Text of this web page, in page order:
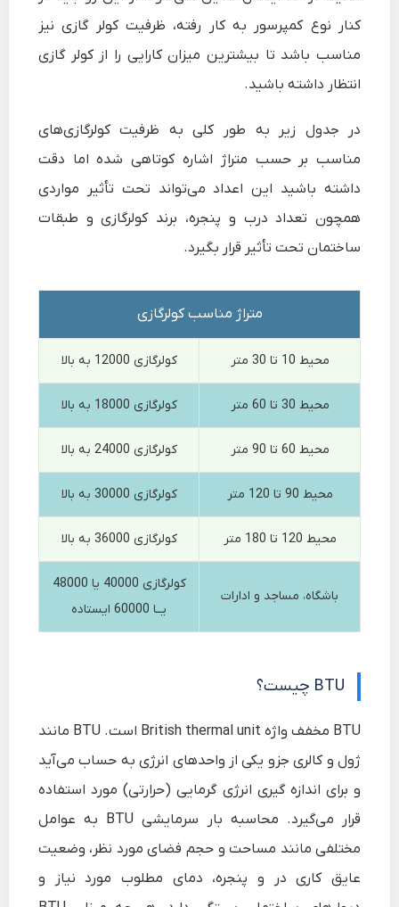
کنار نوع کمپرسور به کار رفته، ظرفیت کولر گازی نیز
مناسب باشد تا بیشترین میزان کارایی را از کولر گازی
انتظار داشته باشید.
در جدول زیر به طور کلی به ظرفیت کولرگازی‌های
مناسب بر حسب متراژ اشاره کوتاهی شده اما دقت
داشته باشید این اعداد می‌تواند تحت تأثیر مواردی
همچون تعداد درب و پنجره، برند کولرگازی و طبقات
ساختمان تحت تأثیر قرار بگیرد.
متراژ مناسب کولرگازی
محیط 10 تا 30 متر کولرگازی 12000 به بالا
محیط 30 تا 60 متر کولرگازی 18000 به بالا
محیط 60 تا 90 متر کولرگازی 24000 به بالا
محیط 90 تا 120 متر کولرگازی 30000 به بالا
محیط 120 تا 180 متر کولرگازی 36000 به بالا
باشگاه، مساجد و ادارات
کولرگازی 40000 یا 48000
یــا 60000 ایستاده
BTU چیست؟
BTU مخفف واژه British thermal unit است. BTU مانند
ژول و کالری جزو یکی از واحدهای انرژی به حساب می‌آید
و برای اندازه گیری انرژی گرمایی (حرارتی) مورد استفاده
قرار می‌گیرد. محاسبه بار سرمایشی BTU به عوامل
مختلفی مانند مساحت و حجم فضای مورد نظر، وضعیت
عایق کاری در و پنجره، دمای مطلوب مورد نیاز و